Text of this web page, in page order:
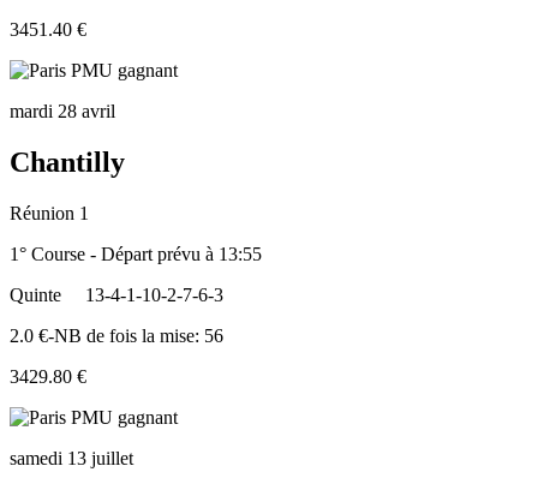
3451.40 €
mardi 28 avril
Chantilly
Réunion 1
1° Course - Départ prévu à 13:55
Quinte
13-4-1-10-2-7-6-3
2.0 €-NB de fois la mise: 56
3429.80 €
samedi 13 juillet